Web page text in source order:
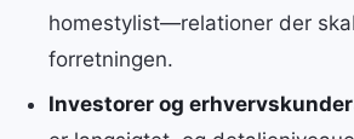
homestylist—relationer der
forretningen.
Investorer og erhvervskunder